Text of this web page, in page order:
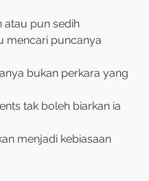
atau pun sedih
mencari puncanya
bukan perkara yang
tak boleh biarkan ia
menjadi kebiasaan